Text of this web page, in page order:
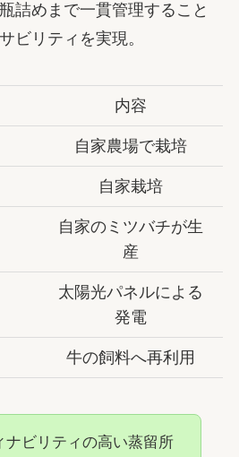
詰めまで一貫管理すること
ビリティを実現。
内容
自家農場で栽培
自家栽培
自家のミツバチが生
産
太陽光パネルによる
発電
牛の飼料へ再利用
ナビリティの高い蒸留所